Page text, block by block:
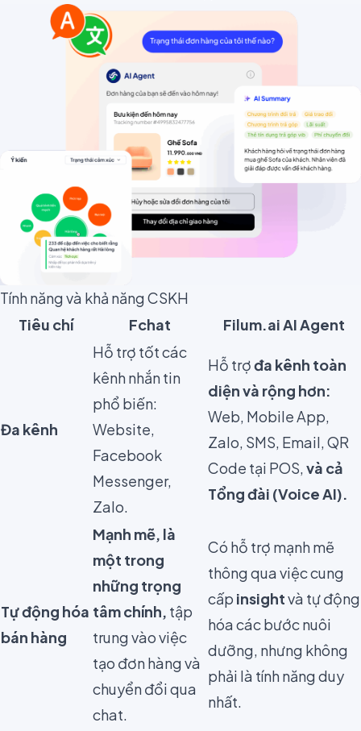
Tính năng và khả năng CSKH
Tiêu chí
Fchat Filum.ai AI Agent
Đa kênh
Hỗ trợ tốt các
kênh nhắn tin
phổ biến:
Website,
Facebook
Messenger,
Zalo.
Hỗ trợđa kênh toàn
diện và rộng hơn:
Web, Mobile App,
Zalo, SMS, Email, QR
Code tại POS, và cả
Tổng đài (Voice AI).
Tự động hóa
bán hàng
Mạnh mẽ, là
một trong
những trọng
tâm chính, tập
trung vào việc
tạo đơn hàng và
chuyển đổi qua
chat.
Có hỗ trợ mạnh mẽ
thông qua việc cung
cấp insightvà tự động
hóa các bước nuôi
dưỡng, nhưng không
phải là tính năng duy
nhất.